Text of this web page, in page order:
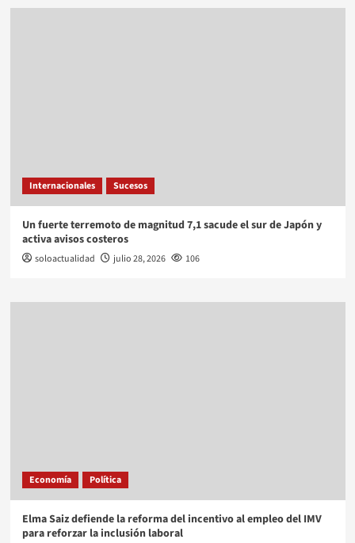
Internacionales Sucesos
Un fuerte terremoto de magnitud 7,1 sacude el sur de Japón y
activa avisos costeros
soloactualidad julio 28, 2026 106
Economía Política
Elma Saiz defiende la reforma del incentivo al empleo del IMV
para reforzar la inclusión laboral